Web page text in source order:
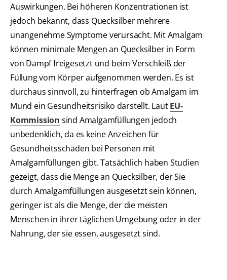
Auswirkungen. Bei höheren Konzentrationen ist
jedoch bekannt, dass Quecksilber mehrere
unangenehme Symptome verursacht. Mit Amalgam
können minimale Mengen an Quecksilber in Form
von Dampf freigesetzt und beim Verschleiß der
Füllung vom Körper aufgenommen werden. Es ist
durchaus sinnvoll, zu hinterfragen ob Amalgam im
Mund ein Gesundheitsrisiko darstellt. LautEU-
Kommission sind Amalgamfüllungen jedoch
unbedenklich, da es keine Anzeichen für
Gesundheitsschäden bei Personen mit
Amalgamfüllungen gibt. Tatsächlich haben Studien
gezeigt, dass die Menge an Quecksilber, der Sie
durch Amalgamfüllungen ausgesetzt sein können,
geringer ist als die Menge, der die meisten
Menschen in ihrer täglichen Umgebung oder in der
Nahrung, der sie essen, ausgesetzt sind.